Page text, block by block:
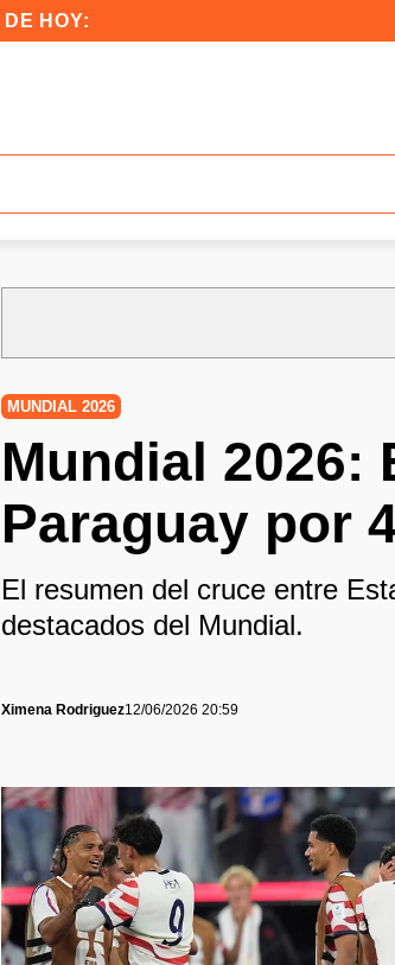
HOY:
MUNDIAL 2026
Mundial 2026:
Paraguay por
El resumen del cruce entre
destacados del Mundial.
Ximena Rodriguez12/06/2026 20:59